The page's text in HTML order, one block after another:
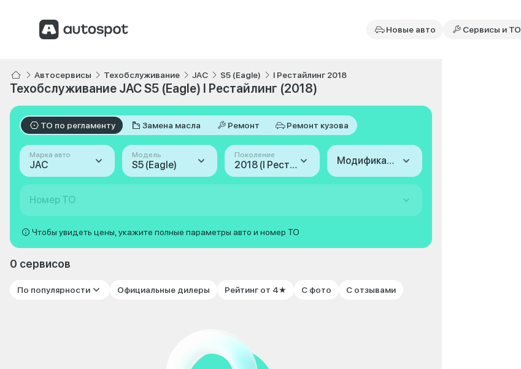
Новые авто Сервисы и ТО
Автосервисы Техобслуживание JAC S5 (Eagle) I Рестайлинг 2018
Техобслуживание JAC S5 (Eagle) I Рестайлинг (2018)
ТО по регламенту Замена масла Ремонт Ремонт кузова
Марка авто
JAC
Модель
S5 (Eagle)
Поколение
2018 (I Рестайлинг) Модификация
Номер ТО
Чтобы увидеть цены, укажите полные параметры авто и номер ТО
0 сервисов
По популярности Официальные дилеры Рейтинг от 4★ С фото С отзывами